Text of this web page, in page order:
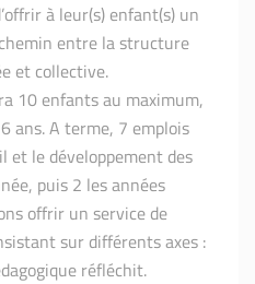
à leur(s) enfant(s) un
entre la structure
et collective.
10 enfants au maximum,
ans. A terme, 7 emplois
et le développement des
puis 2 les années
offrir un service de
sur différents axes :
réfléchit.